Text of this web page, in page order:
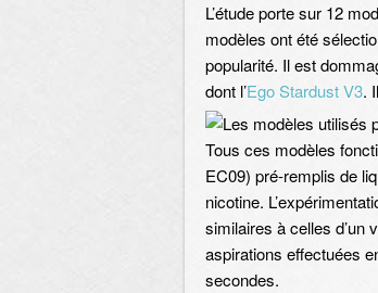
L’étude porte sur 12
modèles ont été
popularité. Il est
dont l’Ego Stardust V3.
Tous ces modèles
EC09) pré-remplis de
nicotine.
similaires à celles d’un
aspirations effectuées
secondes.